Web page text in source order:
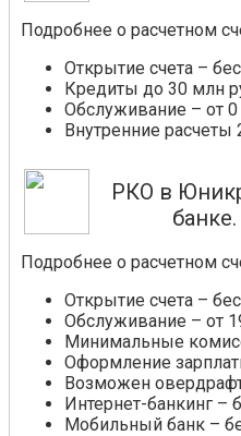
Подробнее о расчетном
Открытие счета –
Кредиты до 30 млн
Обслуживание – от 0
Внутренние расчеты
РКО в
банке.
Подробнее о расчетном
Открытие счета –
Обслуживание – от
Минимальные
Оформление
Возможен
Интернет-банкинг –
Мобильный банк –